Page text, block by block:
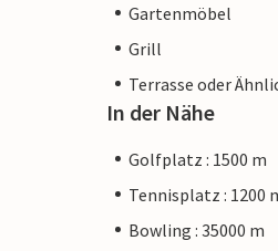
Gartenmöbel
Grill
Terrasse oder
In der Nähe
Golfplatz : 1500 m
Tennisplatz : 1200
Bowling : 35000 m